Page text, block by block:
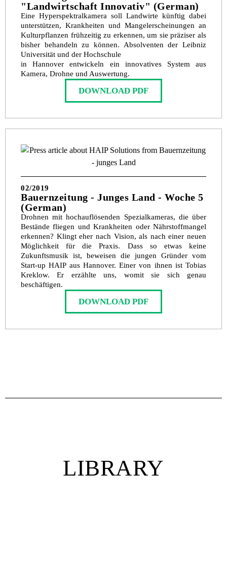
"Landwirtschaft Innovativ" (German)
Eine Hyperspektralkamera soll Landwirte künftig dabei
unterstützen, Krankheiten und Mangelerscheinungen an
Kulturpflanzen frühzeitig zu erkennen, um sie präziser als
bisher behandeln zu können. Absolventen der Leibniz
Universität und der Hochschule
in Hannover entwickeln ein innovatives System aus
Kamera, Drohne und Auswertung.
DOWNLOAD PDF
02/2019
Bauernzeitung - Junges Land - Woche 5
(German)
Drohnen mit hochauflösenden Spezialkameras, die über
Bestände fliegen und Krankheiten oder Nährstoffmangel
erkennen? Klingt eher nach Vision, als nach einer neuen
Möglichkeit für die Praxis. Dass so etwas keine
Zukunftsmusik ist, beweisen die jungen Gründer vom
Start-up HAIP aus Hannover. Einer von ihnen ist Tobias
Kreklow. Er erzählte uns, womit sie sich genau
beschäftigen.
DOWNLOAD PDF
LIBRARY